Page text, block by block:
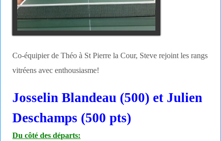
Co-équipier de Théo à St Pierre la Cour, Steve rejoint les rangs
vitréens avec enthousiasme!
Josselin Blandeau (500) et Julien
Deschamps (500 pts)
Du côté des départs: